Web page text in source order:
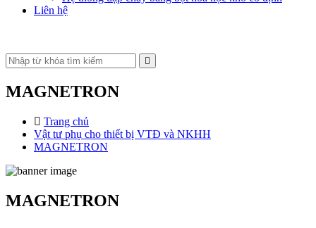
Liên hệ
MAGNETRON
Trang chủ
Vật tư phụ cho thiết bị VTĐ và NKHH
MAGNETRON
MAGNETRON
Xem chi tiết